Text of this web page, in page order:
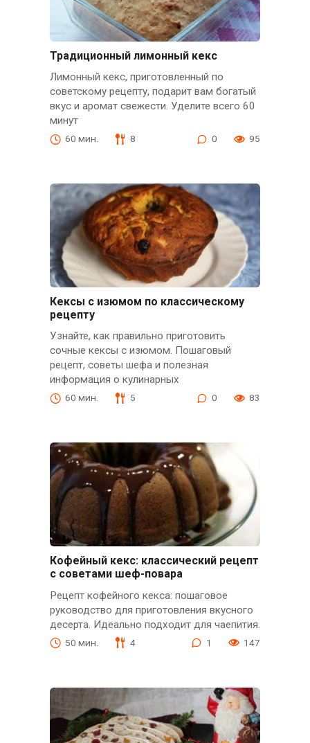
Традиционный лимонный кекс
Лимонный кекс, приготовленный по
советскому рецепту, подарит вам богатый
вкус и аромат свежести. Уделите всего 60
минут
60 мин. 8 0 95
Кексы с изюмом по классическому
рецепту
Узнайте, как правильно приготовить
сочные кексы с изюмом. Пошаговый
рецепт, советы шефа и полезная
информация о кулинарных
60 мин. 5 0 83
Кофейный кекс: классический рецепт
с советами шеф-повара
Рецепт кофейного кекса: пошаговое
руководство для приготовления вкусного
десерта. Идеально подходит для чаепития.
50 мин. 4 1 147